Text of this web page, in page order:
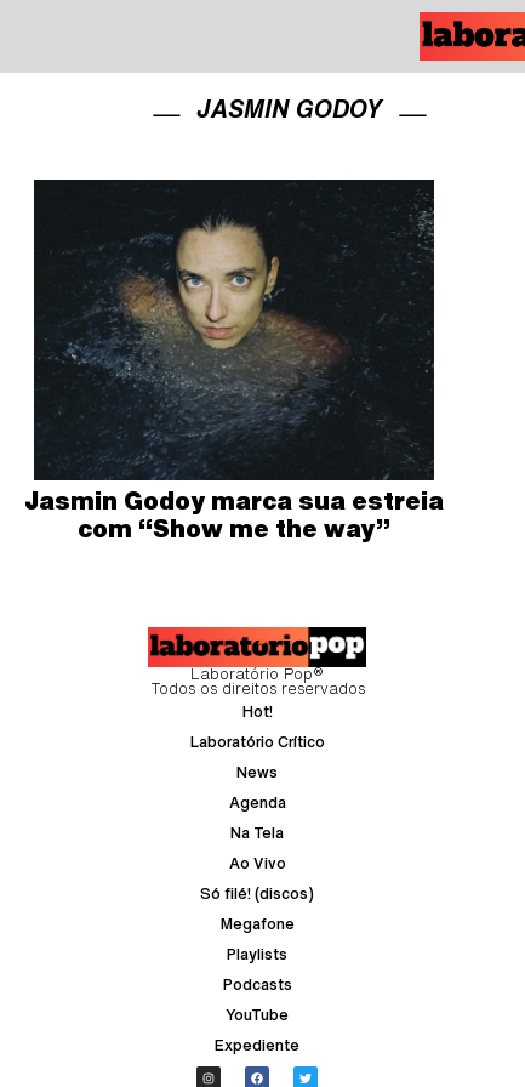
JASMIN GODOY
Jasmin Godoy marca sua estreia
com “Show me the way”
Laboratório Pop®
Todos os direitos reservados
Hot!
Laboratório Crítico
News
Agenda
Na Tela
Ao Vivo
Só filé! (discos)
Megafone
Playlists
Podcasts
YouTube
Expediente